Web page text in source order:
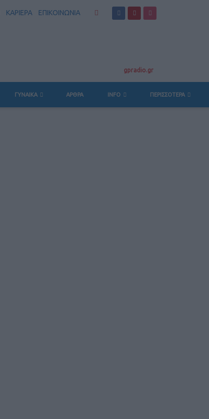
ΚΑΡΙΕΡΑ ΕΠΙΚΟΙΝΩΝΙΑ
gpradio.gr
ΓΥΝΑΙΚΑ ΆΡΘΡΑ INFO ΠΕΡΙΣΣΟΤΕΡΑ